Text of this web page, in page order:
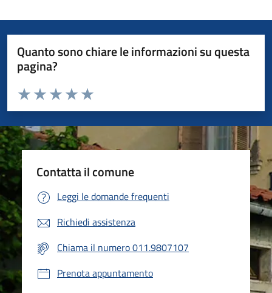
Quanto sono chiare le informazioni su questa
pagina?
Valuta da 1 a 5 stelle la pagina
Valuta 5 stelle su 5
Valuta 4 stelle su 5
Valuta 3 stelle su 5
Valuta 2 stelle su 5
Valuta 1 stelle su 5
Contatta il comune
Leggi le domande frequenti
Richiedi assistenza
Chiama il numero 011.9807107
Prenota appuntamento